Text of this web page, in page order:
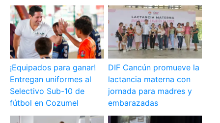
¡Equipados para ganar!
Entregan uniformes al
Selectivo Sub-10 de
fútbol en Cozumel
DIF Cancún promueve la
lactancia materna con
jornada para madres y
embarazadas